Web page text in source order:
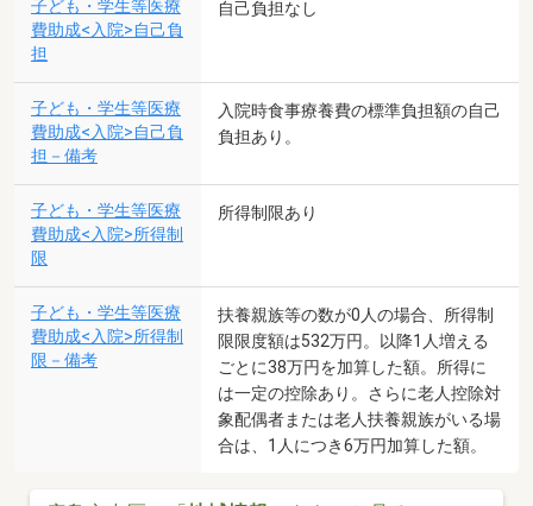
子ども・学生等医療
費助成<入院>自己負
担
自己負担なし
子ども・学生等医療
費助成<入院>自己負
担－備考
入院時食事療養費の標準負担額の自己
負担あり。
子ども・学生等医療
費助成<入院>所得制
限
所得制限あり
子ども・学生等医療
費助成<入院>所得制
限－備考
扶養親族等の数が0人の場合、所得制
限限度額は532万円。以降1人増える
ごとに38万円を加算した額。所得に
は一定の控除あり。さらに老人控除対
象配偶者または老人扶養親族がいる場
合は、1人につき6万円加算した額。